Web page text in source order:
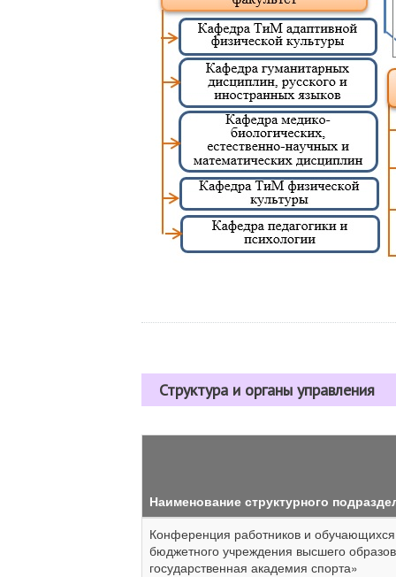
Структура и органы управления
Наименование структурного
Конференция работников и
бюджетного учреждения высшего
государственная академия спорта»